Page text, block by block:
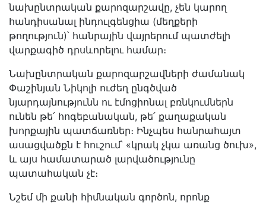
նախընտրական քարոզարշավը, չեն կարող
հանդիսանալ ինդուլգենցիա (մեղքերի
թողություն)՝ հանրային վայրերում պատժելի
վարքագիծ դրսևորելու համար։
Նախընտրական քարոզարշավների ժամանակ
Փաշինյան Նիկոլի ուժեղ ընգծված
նյարդայնությունն ու էմոցիոնալ բռնկումներն
ունեն թե՛ հոգեբանական, թե՛ քաղաքական
խորքային պատճառներ։ Ինչպես հանրահայտ
ասացվածքն է հուշում՝ «կրակ չկա առանց ծուխ»,
և այս համատարած լարվածությունը
պատահական չէ։
Նշեմ մի քանի հիմնական գործոն, որոնք